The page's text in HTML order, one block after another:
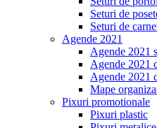
Seturi de
Seturi de
Agende 2021
Agende 2021
Agende 2021
Agende 2021
Mape
Pixuri promotionale
Pixuri plastic